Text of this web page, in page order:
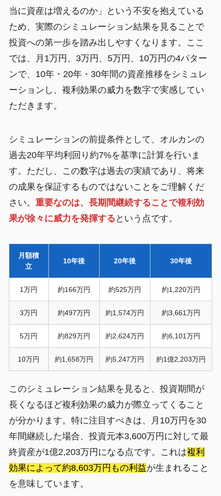
当に資産は増えるのか」という不安を抱えている
ため、実際のシミュレーション結果を見ることで
投資への第一歩を踏み出しやすくなります。ここ
では、月1万円、3万円、5万円、10万円の4パター
ンで、10年・20年・30年間の資産推移をシミュレ
ーションし、複利効果の威力を数字で実感してい
ただきます。
シミュレーションの前提条件として、オルカンの
過去20年平均利回り約7%を基準に計算を行いま
す。ただし、この数字は過去の実績であり、将来
の成果を保証するものではないことをご理解くだ
さい。 重要なのは、長期間継続することで複利効
果が徐々に威力を発揮する という点です。
月額積
立
10年後 20年後 30年後
1万円 約166万円 約525万円 約1,220万円
3万円 約497万円 約1,574万円 約3,661万円
5万円 約829万円 約2,624万円 約6,101万円
10万円 約1,658万円 約5,247万円 約1億2,203万円
このシミュレーション結果を見ると、投資期間が
長くなるほど複利効果の威力が際立ってくること
が分かります。特に注目すべきは、月10万円を30
年間継続した場合、投資元本3,600万円に対して最
終資産が1億2,203万円になる点です。これは複利
効果によって約8,603万円もの利益が生まれること
を意味しています。